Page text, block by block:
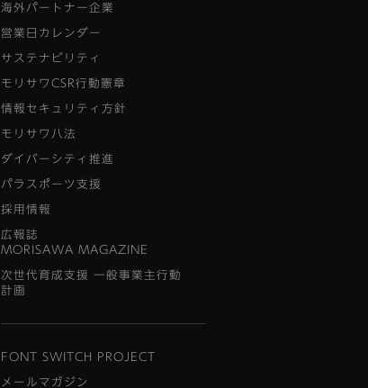
海外パートナー企業
営業日カレンダー
サステナビリティ
モリサワCSR行動憲章
情報セキュリティ方針
モリサワ八法
ダイバーシティ推進
パラスポーツ支援
採用情報
広報誌
MORISAWA MAGAZINE
次世代育成支援 一般事業主行動
計画
FONT SWITCH PROJECT
メールマガジン